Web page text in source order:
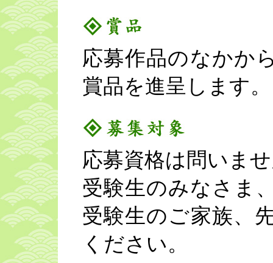
応募作品のなかか
賞品を進呈します。
応募資格は問いま
受験生のみなさま
受験生のご家族、
ください。